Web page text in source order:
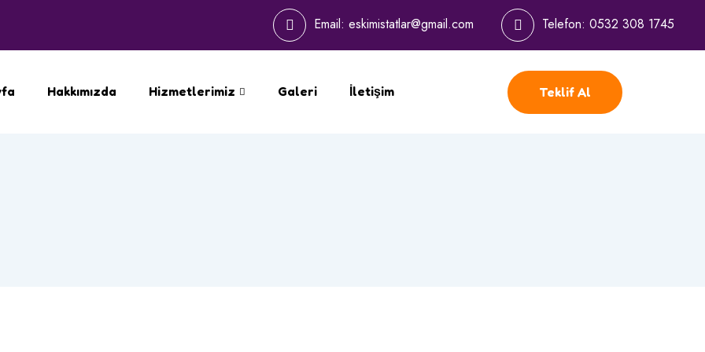
Email: eskimistatlar@gmail.com Telefon: 0532 308 1745
Hakkımızda Hizmetlerimiz Galeri İletişim Teklif Al